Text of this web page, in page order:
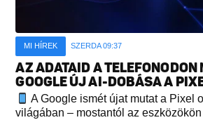
MI HÍREK SZERDA 09:37
AZ ADATAID A
GOOGLE ÚJ AI-DOBÁSA A
A Google ismét újat mutat a Pixel
világában – mostantól az